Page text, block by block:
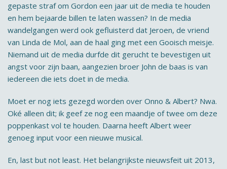
gepaste straf om Gordon een jaar uit de media te houden
en hem bejaarde billen te laten wassen? In de media
wandelgangen werd ook gefluisterd dat Jeroen, de vriend
van Linda de Mol, aan de haal ging met een Gooisch meisje.
Niemand uit de media durfde dit gerucht te bevestigen uit
angst voor zijn baan, aangezien broer John de baas is van
iedereen die iets doet in de media.
Moet er nog iets gezegd worden over Onno & Albert? Nwa.
Oké alleen dit; ik geef ze nog een maandje of twee om deze
poppenkast vol te houden. Daarna heeft Albert weer
genoeg input voor een nieuwe musical.
En, last but not least. Het belangrijkste nieuwsfeit uit 2013,